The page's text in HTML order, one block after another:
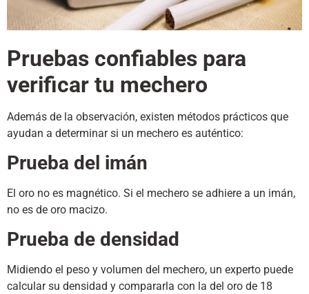
Pruebas confiables para
verificar tu mechero
Además de la observación, existen métodos prácticos que
ayudan a determinar si un mechero es auténtico:
Prueba del imán
El oro no es magnético. Si el mechero se adhiere a un imán,
no es de oro macizo.
Prueba de densidad
Midiendo el peso y volumen del mechero, un experto puede
calcular su densidad y compararla con la del oro de 18